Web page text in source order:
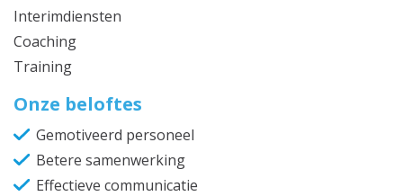
Interimdiensten
Coaching
Training
Onze beloftes
Gemotiveerd personeel
Betere samenwerking
Effectieve communicatie